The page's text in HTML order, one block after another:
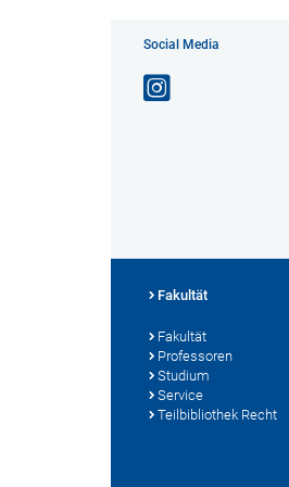
Social Media
Fakultät
Fakultät
Professoren
Studium
Service
Teilbibliothek Recht